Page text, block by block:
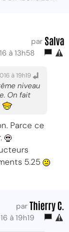
par Salva
à 13h58
à 19h19
niveau
On fait
Parce ce
5.25
par Thierry C.
à 19h19